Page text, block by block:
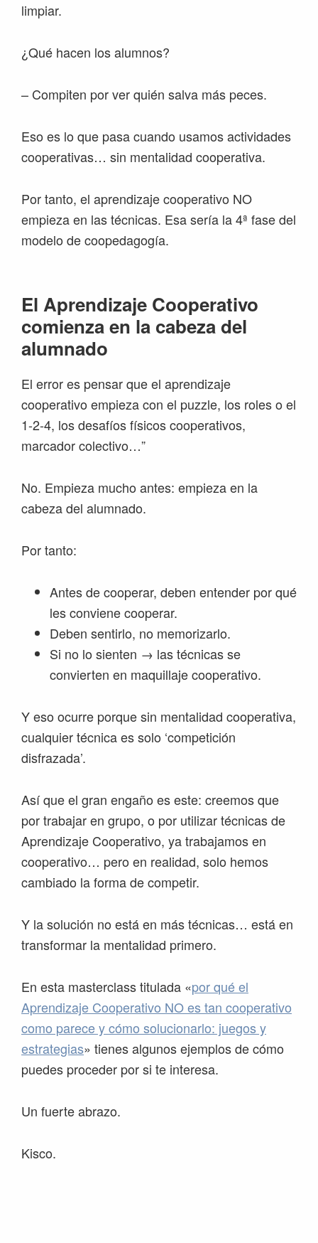
limpiar.
¿Qué hacen los alumnos?
– Compiten por ver quién salva más peces.
Eso es lo que pasa cuando usamos actividades
cooperativas… sin mentalidad cooperativa.
Por tanto, el aprendizaje cooperativo NO
empieza en las técnicas. Esa sería la 4ª fase del
modelo de coopedagogía.
El Aprendizaje Cooperativo
comienza en la cabeza del
alumnado
El error es pensar que el aprendizaje
cooperativo empieza con el puzzle, los roles o el
1-2-4, los desafíos físicos cooperativos,
marcador colectivo…”
No. Empieza mucho antes: empieza en la
cabeza del alumnado.
Por tanto:
Antes de cooperar, deben entender por qué
les conviene cooperar.
Deben sentirlo, no memorizarlo.
Si no lo sienten → las técnicas se
convierten en maquillaje cooperativo.
Y eso ocurre porque sin mentalidad cooperativa,
cualquier técnica es solo ‘competición
disfrazada’.
Así que el gran engaño es este: creemos que
por trabajar en grupo, o por utilizar técnicas de
Aprendizaje Cooperativo, ya trabajamos en
cooperativo… pero en realidad, solo hemos
cambiado la forma de competir.
Y la solución no está en más técnicas… está en
transformar la mentalidad primero.
En esta masterclass titulada «por qué el
Aprendizaje Cooperativo NO es tan cooperativo
como parece y cómo solucionarlo: juegos y
estrategias» tienes algunos ejemplos de cómo
puedes proceder por si te interesa.
Un fuerte abrazo.
Kisco.